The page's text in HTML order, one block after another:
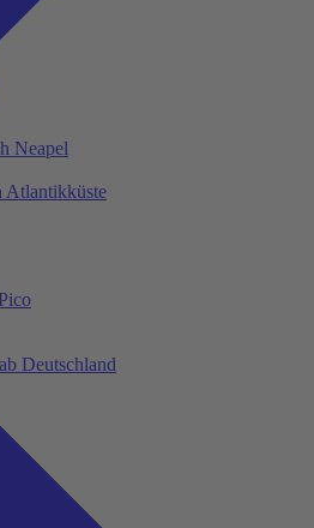
Neapel
Atlantikküste
Deutschland